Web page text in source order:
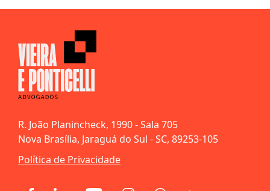
R. João Planincheck, 1990 - Sala 705
Nova Brasília, Jaraguá do Sul - SC, 89253-105
Política de Privacidade